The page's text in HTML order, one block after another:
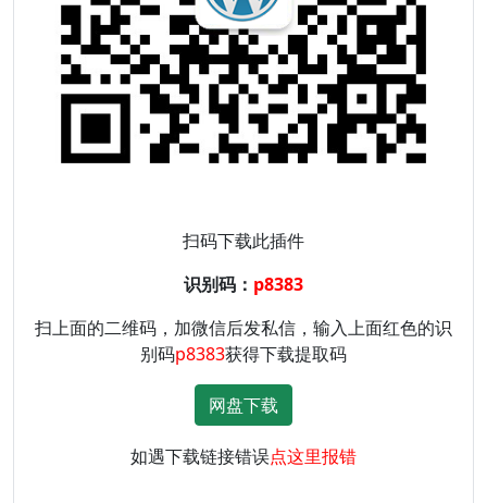
扫码下载此插件
识别码： p8383
扫上面的二维码，加微信后发私信，输入上面红色的识
别码p8383获得下载提取码
网盘下载
如遇下载链接错误点这里报错